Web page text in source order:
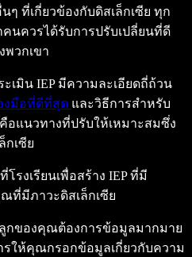
ที่เกี่ยวข้องกับดิสเล็กเซีย ทุก
นควรได้รับการปรับเปลี่ยนที่ดี
วกเขา
เมิน IEP มีความละเอียดถี่ถ้วน
งมือที่ดีที่สุด และวิธีการสำหรับ
แนวทางที่ปรับให้เหมาะสมซึ่ง
กเซีย
รงเรียนเพื่อสร้าง IEP ที่มี
ที่มีภาวะดิสเล็กเซีย
กของคุณต้องการข้อมูลมากมาย
รให้คุณกรอกข้อมูลเกี่ยวกับความ